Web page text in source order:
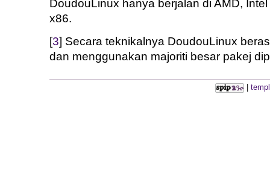
DoudouLinux hanya berjalan di AMD,
x86.
[3] Secara teknikalnya DoudouLinux
dan menggunakan majoriti besar pakej